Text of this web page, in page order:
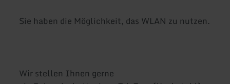
Sie haben die Möglichkeit, das WLAN zu nutzen.
Wir stellen Ihnen gerne